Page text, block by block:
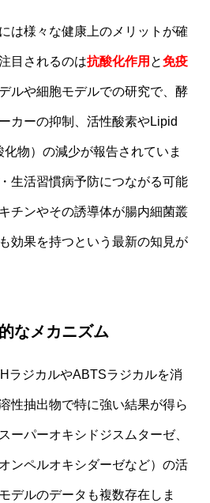
は様々な健康上のメリットが確
目されるのは抗酸化作用 と免疫
ルや細胞モデルでの研究で、酵
カーの抑制、活性酸素やLipid
物）の減少が報告されていま
生活習慣病予防につながる可能
チンやその誘導体が腸内細菌叢
効果を持つという最新の知見が
なメカニズム
ラジカルやABTSラジカルを消
性抽出物で特に強い結果が得ら
ーパーオキシドジスムターゼ、
ンペルオキシダーゼなど）の活
デルのデータも複数存在しま